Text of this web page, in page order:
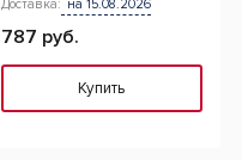
Доставка: на 15.08.2026
787 руб.
Купить